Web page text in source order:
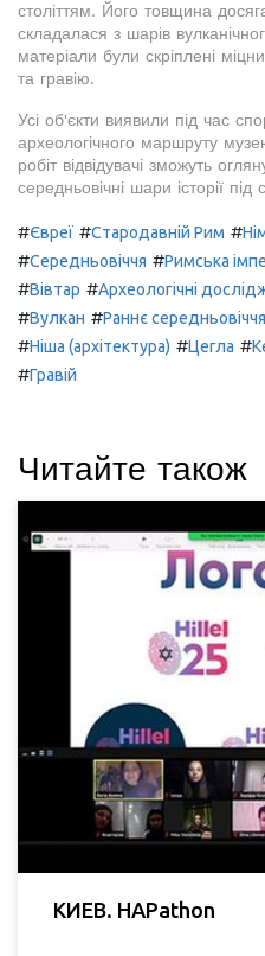
століттям. Його товщина
складалася з шарів
матеріали були скріплені
та гравію.
Усі об'єкти виявили під час
археологічного маршруту
робіт відвідувачі зможуть
середньовічні шари історії
#Євреї #Стародавній Рим #
#Середньовіччя #Римська
#Вівтар #Археологічні
#Вулкан #Раннє середньовіччя
#Ніша (архітектура) #Цегла #
#Гравій
Читайте також
КИЕВ. HAPathon